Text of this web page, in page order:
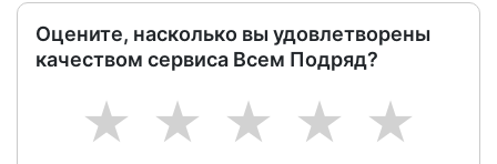
Оцените, насколько вы удовлетворены
качеством сервиса Всем Подряд?
5
4
3
2
1